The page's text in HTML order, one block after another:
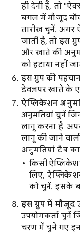
ही देनी हैं, तो
बगल में मौजूद
तारीख चुनें. अगर
जाती है, तो इस
और खाते की
को हटाया नहीं
इस ग्रुप की
डेवलपर खाते के
ऐप्लिकेशन
अनुमतियां चुनें
लागू करना है.
लागू की जाने
अनुमतियां टैब
किसी
लिए,
को चुनें. इसके
इस ग्रुप में मौजूद
उपयोगकर्ता चुनें
चरण में चुने गए